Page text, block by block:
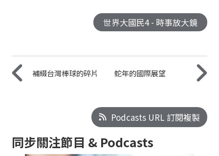
世界大國民4 - 時事放大鏡
補綴台灣棒球的碎片 蛇年的國際展望
Podcasts URL 訂閱複製
同步關注節目 & Podcasts